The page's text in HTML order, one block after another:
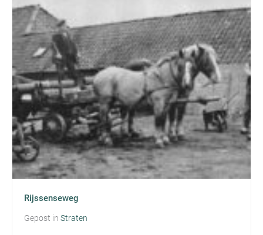
Rijssenseweg
Gepost in Straten